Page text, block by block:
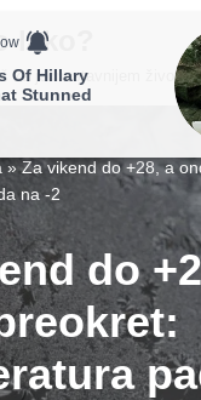
lako?
ka jednostavnijem životu!
»Za vikend do +28, a
na -2
do